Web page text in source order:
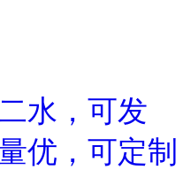
水，可发
优，可定制